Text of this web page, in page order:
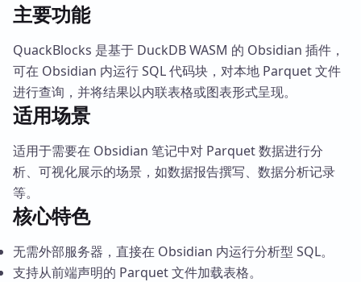
主要功能
QuackBlocks 是基于 DuckDB WASM 的 Obsidian 插件，
可在 Obsidian 内运行 SQL 代码块，对本地 Parquet 文件
进行查询，并将结果以内联表格或图表形式呈现。
适用场景
适用于需要在 Obsidian 笔记中对 Parquet 数据进行分
析、可视化展示的场景，如数据报告撰写、数据分析记录
等。
核心特色
无需外部服务器，直接在 Obsidian 内运行分析型 SQL。
支持从前端声明的 Parquet 文件加载表格。